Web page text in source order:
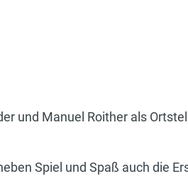
und Manuel Roither als
Spiel und Spaß auch die